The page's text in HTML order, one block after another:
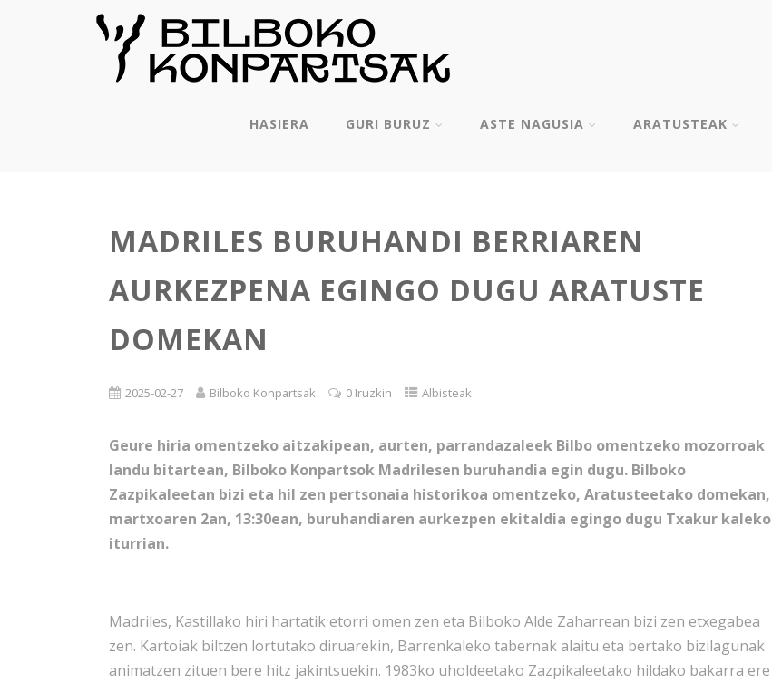
HASIERA GURI BURUZ ASTE NAGUSIA ARATUSTEAK
MADRILES BURUHANDI BERRIAREN
AURKEZPENA EGINGO DUGU ARATUSTE
DOMEKAN
2025-02-27 Bilboko Konpartsak 0 Iruzkin Albisteak
Geure hiria omentzeko aitzakipean, aurten, parrandazaleek Bilbo omentzeko mozorroak
landu bitartean, Bilboko Konpartsok Madrilesen buruhandia egin dugu. Bilboko
Zazpikaleetan bizi eta hil zen pertsonaia historikoa omentzeko, Aratusteetako domekan,
martxoaren 2an, 13:30ean, buruhandiaren aurkezpen ekitaldia egingo dugu Txakur kaleko
iturrian.
Madriles, Kastillako hiri hartatik etorri omen zen eta Bilboko Alde Zaharrean bizi zen etxegabea
zen. Kartoiak biltzen lortutako diruarekin, Barrenkaleko tabernak alaitu eta bertako bizilagunak
animatzen zituen bere hitz jakintsuekin. 1983ko uholdeetako Zazpikaleetako hildako bakarra ere